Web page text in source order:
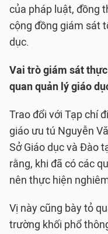
của pháp luật, đồng
cộng đồng giám sát
dục.
Vai trò giám sát
quan quản lý giáo
Trao đổi với Tạp chí
giáo ưu tú Nguyễn
Sở Giáo dục và Đào
rằng, khi đã có các
nên thực hiện
Vị này cũng bày tỏ
trường khối phổ